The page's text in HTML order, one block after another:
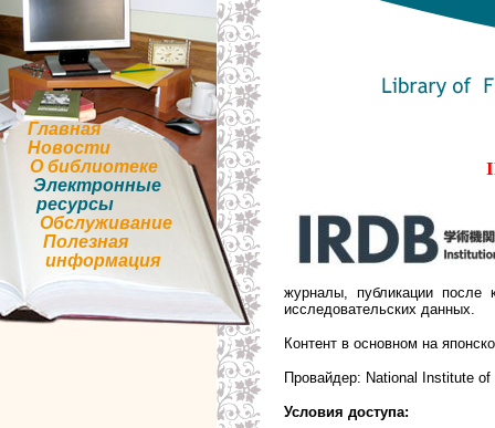
Главная
Новости
О библиотеке
Электронные
ресурсы
Обслуживание
Полезная
информация
журналы, публикации после
исследовательских данных.
Контент в основном на
Провайдер: National Institute
Условия доступа: